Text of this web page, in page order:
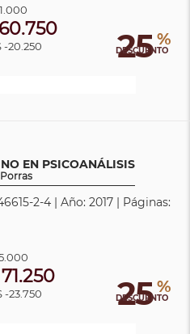
25 %
DESCUENTO
-20.250
EN PSICOANÁLISIS
2-4 | Año: 2017 | Páginas:
25 %
DESCUENTO
-23.750